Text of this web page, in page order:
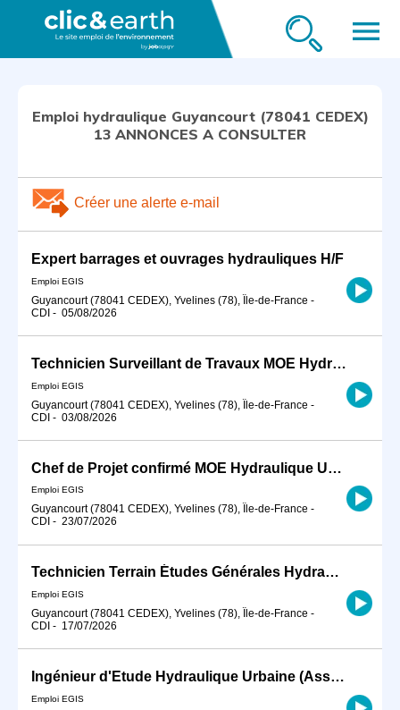
menu
Emploi hydraulique Guyancourt (78041 CEDEX)
13 ANNONCES A CONSULTER
Créer une alerte e-mail
Expert barrages et ouvrages hydrauliques H/F
Emploi EGIS
Guyancourt (78041 CEDEX), Yvelines (78), Île-de-France -
CDI - 05/08/2026
Technicien Surveillant de Travaux MOE Hydraulique Urbaine H/F
Emploi EGIS
Guyancourt (78041 CEDEX), Yvelines (78), Île-de-France -
CDI - 03/08/2026
Chef de Projet confirmé MOE Hydraulique Urbaine H/F
Emploi EGIS
Guyancourt (78041 CEDEX), Yvelines (78), Île-de-France -
CDI - 23/07/2026
Technicien Terrain Études Générales Hydraulique Urbaine H/F
Emploi EGIS
Guyancourt (78041 CEDEX), Yvelines (78), Île-de-France -
CDI - 17/07/2026
Ingénieur d'Etude Hydraulique Urbaine (Assainissement et Eau Potable) H/F
Emploi EGIS